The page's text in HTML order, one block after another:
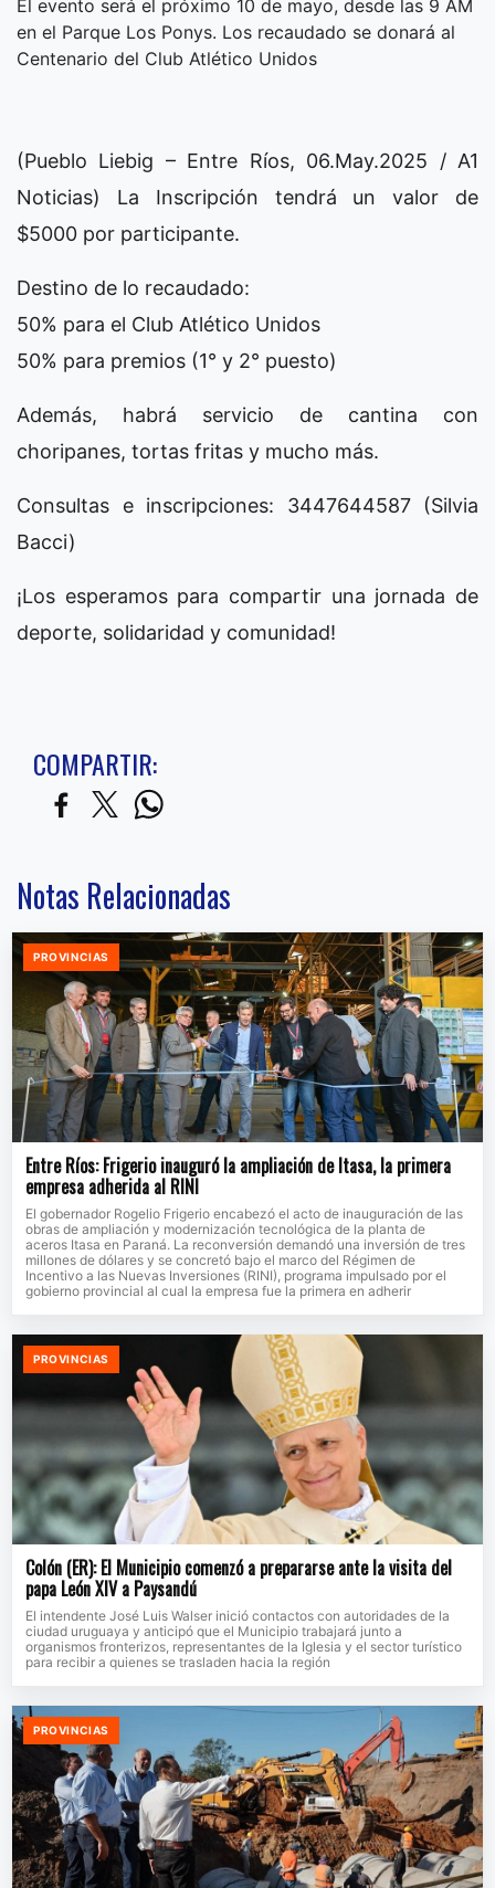
El evento será el próximo 10 de mayo, desde las 9 AM
en el Parque Los Ponys. Los recaudado se donará al
Centenario del Club Atlético Unidos
(Pueblo Liebig – Entre Ríos, 06.May.2025 / A1
Noticias) La Inscripción tendrá un valor de
$5000 por participante.
Destino de lo recaudado:
50% para el Club Atlético Unidos
50% para premios (1° y 2° puesto)
Además, habrá servicio de cantina con
choripanes, tortas fritas y mucho más.
Consultas e inscripciones: 3447644587 (Silvia
Bacci)
¡Los esperamos para compartir una jornada de
deporte, solidaridad y comunidad!
COMPARTIR:
Notas Relacionadas
PROVINCIAS
Entre Ríos: Frigerio inauguró la ampliación de Itasa, la primera
empresa adherida al RINI
El gobernador Rogelio Frigerio encabezó el acto de inauguración de las
obras de ampliación y modernización tecnológica de la planta de
aceros Itasa en Paraná. La reconversión demandó una inversión de tres
millones de dólares y se concretó bajo el marco del Régimen de
Incentivo a las Nuevas Inversiones (RINI), programa impulsado por el
gobierno provincial al cual la empresa fue la primera en adherir
PROVINCIAS
Colón (ER): El Municipio comenzó a prepararse ante la visita del
papa León XIV a Paysandú
El intendente José Luis Walser inició contactos con autoridades de la
ciudad uruguaya y anticipó que el Municipio trabajará junto a
organismos fronterizos, representantes de la Iglesia y el sector turístico
para recibir a quienes se trasladen hacia la región
PROVINCIAS